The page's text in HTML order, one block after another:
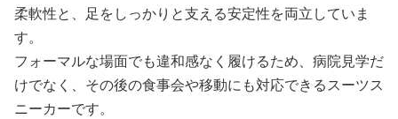
柔軟性と、足をしっかりと支える安定性を両立していま
す。
フォーマルな場面でも違和感なく履けるため、病院見学だ
けでなく、その後の食事会や移動にも対応できるスーツス
ニーカーです。